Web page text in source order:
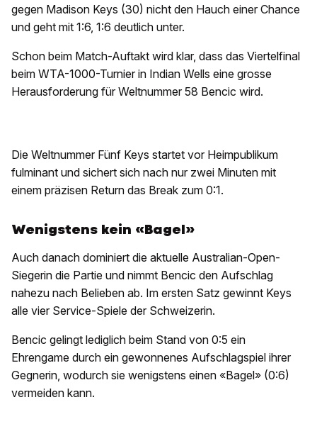
gegen Madison Keys (30) nicht den Hauch einer Chance
und geht mit 1:6, 1:6 deutlich unter.
Schon beim Match-Auftakt wird klar, dass das Viertelfinal
beim WTA-1000-Turnier in Indian Wells eine grosse
Herausforderung für Weltnummer 58 Bencic wird.
Die Weltnummer Fünf Keys startet vor Heimpublikum
fulminant und sichert sich nach nur zwei Minuten mit
einem präzisen Return das Break zum 0:1.
Wenigstens kein «Bagel»
Auch danach dominiert die aktuelle Australian-Open-
Siegerin die Partie und nimmt Bencic den Aufschlag
nahezu nach Belieben ab. Im ersten Satz gewinnt Keys
alle vier Service-Spiele der Schweizerin.
Bencic gelingt lediglich beim Stand von 0:5 ein
Ehrengame durch ein gewonnenes Aufschlagspiel ihrer
Gegnerin, wodurch sie wenigstens einen «Bagel» (0:6)
vermeiden kann.